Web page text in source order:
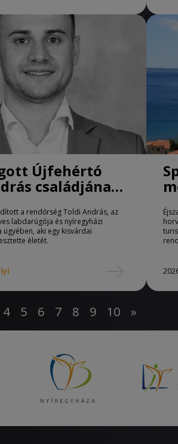
Újfehértó
családjának
a rendőrség Toldi András, az
labdarúgója és nyíregyházi
aki egy kisvárdai
életét.
4 5 6 7 8 9 10 »